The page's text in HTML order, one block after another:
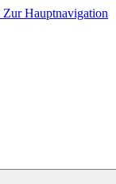
Zur Hauptnavigation